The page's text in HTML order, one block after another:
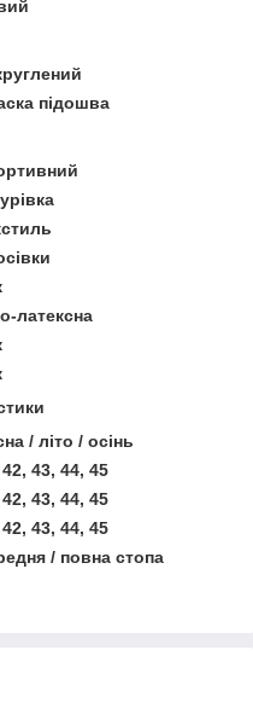
підошва
латексна
/ літо / осінь
43, 44, 45
43, 44, 45
43, 44, 45
/ повна стопа